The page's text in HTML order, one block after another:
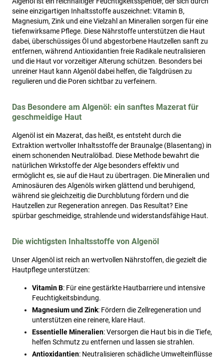
seine einzigartigen Inhaltsstoffe auszeichnet: Vitamin B,
Magnesium, Zink und eine Vielzahl an Mineralien sorgen für eine
tiefenwirksame Pflege. Diese Nährstoffe unterstützen die Haut
dabei, überschüssiges Öl und abgestorbene Hautzellen sanft zu
entfernen, während Antioxidantien freie Radikale neutralisieren
und die Haut vor vorzeitiger Alterung schützen. Besonders bei
unreiner Haut kann Algenöl dabei helfen, die Talgdrüsen zu
regulieren und die Poren sichtbar zu verfeinern.
Das Besondere am Algenöl: ein sanftes Mazerat für
geschmeidige Haut
Algenöl ist ein Mazerat, das heißt, es entsteht durch die
Extraktion wertvoller Inhaltsstoffe der Braunalge (Blasentang) in
einem schonenden Neutralölbad. Diese Methode bewahrt die
natürlichen Wirkstoffe der Alge besonders effektiv und
ermöglicht es, sie auf die Haut zu übertragen. Die Mineralien und
Aminosäuren des Algenöls wirken glättend und beruhigend,
während sie gleichzeitig die Durchblutung fördern und die
Hautzellen zur Regeneration anregen. Das Resultat? Eine
spürbar geschmeidige, strahlende und widerstandsfähige Haut.
Die wichtigsten Inhaltsstoffe von Algenöl
Unser Algenöl ist reich an wertvollen Nährstoffen, die gezielt die
Hautpflege unterstützen:
Vitamin B: Für eine gestärkte Hautbarriere und intensive
Feuchtigkeitsbindung.
Magnesium und Zink: Fördern die Zellregeneration und
unterstützen eine reinere, klare Haut.
Essentielle Mineralien: Versorgen die Haut bis in die Tiefe,
helfen Schmutz zu entfernen und lassen sie strahlen.
Antioxidantien: Neutralisieren schädliche Umwelteinflüsse